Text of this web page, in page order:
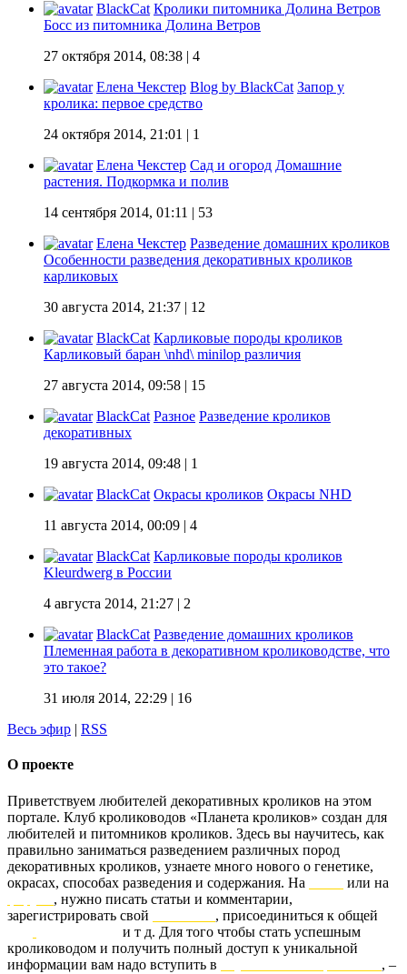
BlackCat Кролики питомника Долина Ветров
Босс из питомника Долина Ветров
27 октября 2014, 08:38 | 4
Елена Чекстер Blog by BlackCat Запор у
кролика: первое средство
24 октября 2014, 21:01 | 1
Елена Чекстер Сад и огород Домашние
растения. Подкормка и полив
14 сентября 2014, 01:11 | 53
Елена Чекстер Разведение домашних кроликов
Особенности разведения декоративных кроликов
карликовых
30 августа 2014, 21:37 | 12
BlackCat Карликовые породы кроликов
Карликовый баран \nhd\ minilop различия
27 августа 2014, 09:58 | 15
BlackCat Разное Разведение кроликов
декоративных
19 августа 2014, 09:48 | 1
BlackCat Окрасы кроликов Окрасы NHD
11 августа 2014, 00:09 | 4
BlackCat Карликовые породы кроликов
Kleurdwerg в России
4 августа 2014, 21:27 | 2
BlackCat Разведение домашних кроликов
Племенная работа в декоративном кролиководстве, что
это такое?
31 июля 2014, 22:29 | 16
Весь эфир | RSS
О проекте
Приветствуем любителей декоративных кроликов на этом
портале. Клуб кролиководов «Планета кроликов» создан для
любителей и питомников кроликов. Здесь вы научитесь, как
правильно заниматься разведением различных пород
декоративных кроликов, узнаете много нового о генетике,
окрасах, способах разведения и содержания. На
или на
, нужно писать статьи и комментарии,
зарегистрировать свой
, присоединиться к общей
и т д. Для того чтобы стать успешным
кролиководом и получить полный доступ к уникальной
информации вам надо вступить в
, –